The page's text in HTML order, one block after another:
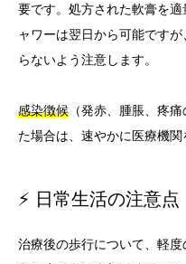
要です。処方された軟膏を
ャワーは翌日から可能です
らないよう注意します。
感染徴候 （発赤、腫脹、疼
た場合は、速やかに医療機関
⚡ 日常生活の注意点
治療後の歩行について、軽